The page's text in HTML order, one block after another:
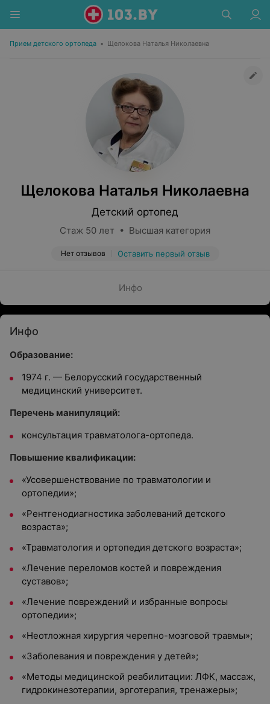
Прием детского ортопеда • Щелокова Наталья Николаевна
Щелокова Наталья Николаевна
Детский ортопед
Стаж 50 лет • Высшая категория
Нет отзывов Оставить первый отзыв
Инфо
Инфо
Образование:
1974 г. — Белорусский государственный
медицинский университет.
Перечень манипуляций:
консультация травматолога-ортопеда.
Повышение квалификации:
«Усовершенствование по травматологии и
ортопедии»;
«Рентгенодиагностика заболеваний детского
возраста»;
«Травматология и ортопедия детского возраста»;
«Лечение переломов костей и повреждения
суставов»;
«Лечение повреждений и избранные вопросы
ортопедии»;
«Неотложная хирургия черепно-мозговой травмы»;
«Заболевания и повреждения у детей»;
«Методы медицинской реабилитации: ЛФК, массаж,
гидрокинезотерапии, эрготерапия, тренажеры»;